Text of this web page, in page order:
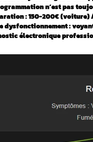
Points à
Coût
Signes de